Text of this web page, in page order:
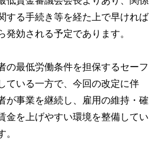
する手続き等を経た上で早ければ
発効される予定であります。
の最低労働条件を担保するセーフ
ている一方で、今回の改定に伴
が事業を継続し、雇用の維持・確
金を上げやすい環境を整備してい
。